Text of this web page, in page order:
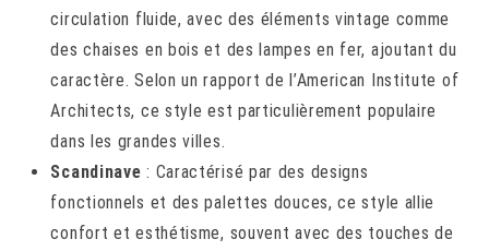
circulation fluide, avec des éléments vintage comme
des chaises en bois et des lampes en fer, ajoutant du
caractère. Selon un rapport de l’American Institute of
Architects, ce style est particulièrement populaire
dans les grandes villes.
Scandinave : Caractérisé par des designs
fonctionnels et des palettes douces, ce style allie
confort et esthétisme, souvent avec des touches de